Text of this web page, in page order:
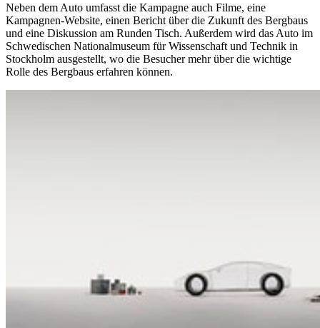
Neben dem Auto umfasst die Kampagne auch Filme, eine
Kampagnen-Website, einen Bericht über die Zukunft des Bergbaus
und eine Diskussion am Runden Tisch. Außerdem wird das Auto im
Schwedischen Nationalmuseum für Wissenschaft und Technik in
Stockholm ausgestellt, wo die Besucher mehr über die wichtige
Rolle des Bergbaus erfahren können.